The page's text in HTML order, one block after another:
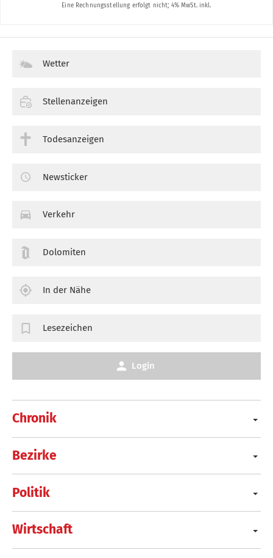
Chronik
Bezirke
Politik
Wirtschaft
Wetter
Stellenanzeigen
Todesanzeigen
Newsticker
Verkehr
Dolomiten
In der Nähe
Lesezeichen
Login